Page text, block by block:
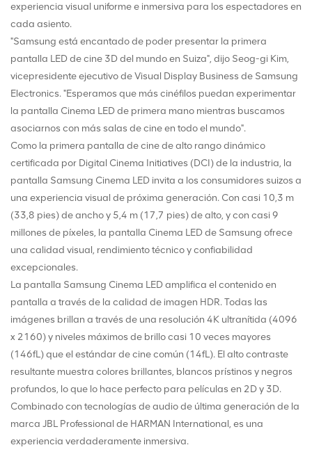
experiencia visual uniforme e inmersiva para los espectadores en
cada asiento.
"Samsung está encantado de poder presentar la primera
pantalla LED de cine 3D del mundo en Suiza", dijo Seog-gi Kim,
vicepresidente ejecutivo de Visual Display Business de Samsung
Electronics. "Esperamos que más cinéfilos puedan experimentar
la pantalla Cinema LED de primera mano mientras buscamos
asociarnos con más salas de cine en todo el mundo".
Como la primera pantalla de cine de alto rango dinámico
certificada por Digital Cinema Initiatives (DCI) de la industria, la
pantalla Samsung Cinema LED invita a los consumidores suizos a
una experiencia visual de próxima generación. Con casi 10,3 m
(33,8 pies) de ancho y 5,4 m (17,7 pies) de alto, y con casi 9
millones de píxeles, la pantalla Cinema LED de Samsung ofrece
una calidad visual, rendimiento técnico y confiabilidad
excepcionales.
La pantalla Samsung Cinema LED amplifica el contenido en
pantalla a través de la calidad de imagen HDR. Todas las
imágenes brillan a través de una resolución 4K ultranítida (4096
x 2160) y niveles máximos de brillo casi 10 veces mayores
(146fL) que el estándar de cine común (14fL). El alto contraste
resultante muestra colores brillantes, blancos prístinos y negros
profundos, lo que lo hace perfecto para películas en 2D y 3D.
Combinado con tecnologías de audio de última generación de la
marca JBL Professional de HARMAN International, es una
experiencia verdaderamente inmersiva.